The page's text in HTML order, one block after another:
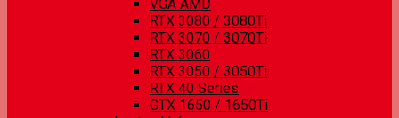
VGA AMD
RTX 3080 / 3080Ti
RTX 3070 / 3070Ti
RTX 3060
RTX 3050 / 3050Ti
RTX 40 Series
GTX 1650 / 1650Ti